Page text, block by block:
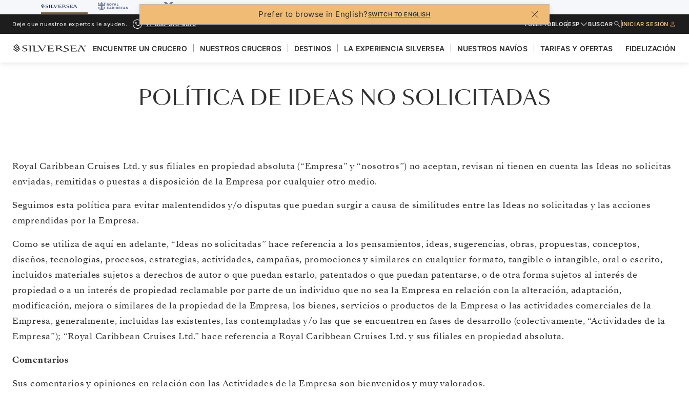
Prefer to browse in English?SWITCH TO ENGLISH
Deje que nuestros expertos le ayuden.
+1-888-978-4070 FOLLETOBLOGESP BUSCAR INICIAR SESIÓN
ENCUENTRE UN CRUCERO NUESTROS CRUCEROS DESTINOS LA EXPERIENCIA SILVERSEA NUESTROS NAVÍOS TARIFAS Y OFERTAS FIDELIZACIÓN
POLÍTICA DE IDEAS NO SOLICITADAS
Royal Caribbean Cruises Ltd. y sus filiales en propiedad absoluta (“Empresa” y “nosotros”) no aceptan, revisan ni tienen en cuenta las Ideas no solicitas
enviadas, remitidas o puestas a disposición de la Empresa por cualquier otro medio.
Seguimos esta política para evitar malentendidos y/o disputas que puedan surgir a causa de similitudes entre las Ideas no solicitadas y las acciones
emprendidas por la Empresa.
Como se utiliza de aquí en adelante, “Ideas no solicitadas” hace referencia a los pensamientos, ideas, sugerencias, obras, propuestas, conceptos,
diseños, tecnologías, procesos, estrategias, actividades, campañas, promociones y similares en cualquier formato, tangible o intangible, oral o escrito,
incluidos materiales sujetos a derechos de autor o que puedan estarlo, patentados o que puedan patentarse, o de otra forma sujetos al interés de
propiedad o a un interés de propiedad reclamable por parte de un individuo que no sea la Empresa en relación con la alteración, adaptación,
modificación, mejora o similares de la propiedad de la Empresa, los bienes, servicios o productos de la Empresa o las actividades comerciales de la
Empresa, generalmente, incluidas las existentes, las contempladas y/o las que se encuentren en fases de desarrollo (colectivamente, “Actividades de la
Empresa”); “Royal Caribbean Cruises Ltd.” hace referencia a Royal Caribbean Cruises Ltd. y sus filiales en propiedad absoluta.
Comentarios
Sus comentarios y opiniones en relación con las Actividades de la Empresa son bienvenidos y muy valorados.